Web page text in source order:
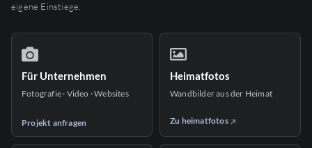
eigene Einstiege.
Für Unternehmen
Fotografie · Video · Websites
Projekt anfragen
Heimatfotos
Wandbilder aus der Heimat
Zu heimatfotos